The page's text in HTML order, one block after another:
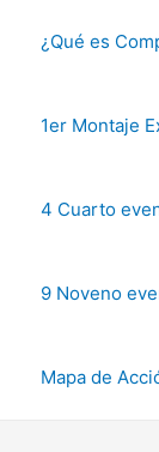
¿Qué es
1er Montaje
4 Cuarto
9 Noveno
Mapa de